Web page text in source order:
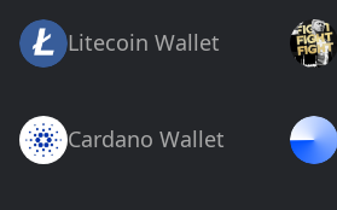
Litecoin Wallet
Cardano Wallet